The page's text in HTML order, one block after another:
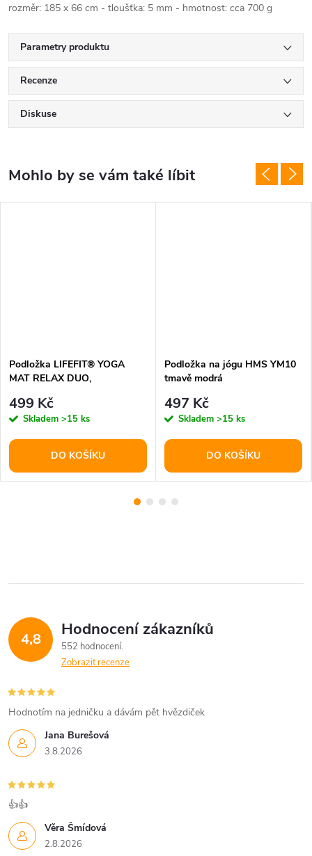
rozměr: 185 x 66 cm - tloušťka: 5 mm - hmotnost: cca 700 g
Parametry produktu
Recenze
Diskuse
Podložka LIFEFIT® YOGA
MAT RELAX DUO,
499 Kč
Skladem >15 ks
DO KOŠÍKU
Podložka na jógu HMS YM10
tmavě modrá
497 Kč
Skladem >15 ks
DO KOŠÍKU
4,8 Hodnocení zákazníků
552 hodnocení
Zobrazit recenze
Jana Burešová
3.8.2026
Hodnotím na jedničku a dávám pět hvězdiček
Věra Šmídová
2.8.2026
👍👍